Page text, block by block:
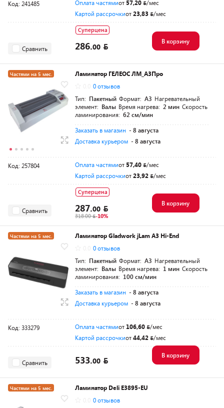
Код: 241485 Оплата частямиот 57,20
/мес
Картой рассрочкиот23,83 /мес
Сравнить
Суперцена
286.00
В корзину
Частями на 5 мес.
Ламинатор ГЕЛЕОС ЛМ_А3Про
0 отзывов
Тип: Пакетный Формат: A3 Нагревательный
элемент: Валы Время нагрева: 2 мин Скорость
ламинирования: 62 см/мин
Заказать в магазин - 8 августа
Доставка курьером - 8 августа
Код: 257804 Оплата частямиот 57,40
/мес
Картой рассрочкиот23,92 /мес
Сравнить
Суперцена
287.00
318.00 -10%
В корзину
Частями на 5 мес.
Ламинатор Gladwork jLam A3 Hi-End
0 отзывов
Тип: Пакетный Формат: A3 Нагревательный
элемент: Валы Время нагрева: 1 мин Скорость
ламинирования: 100 см/мин
Заказать в магазин - 8 августа
Доставка курьером - 8 августа
Код: 333279 Оплата частямиот 106,60
/мес
Картой рассрочкиот44,42 /мес
Сравнить 533.00
В корзину
Частями на 5 мес.
Ламинатор Deli E3895-EU
0 отзывов